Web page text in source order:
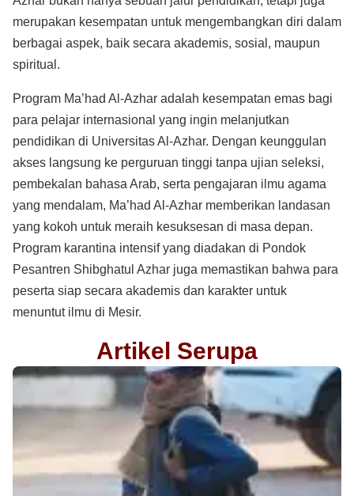
merupakan kesempatan untuk mengembangkan diri dalam
berbagai aspek, baik secara akademis, sosial, maupun
spiritual.
Program Ma’had Al-Azhar adalah kesempatan emas bagi
para pelajar internasional yang ingin melanjutkan
pendidikan di Universitas Al-Azhar. Dengan keunggulan
akses langsung ke perguruan tinggi tanpa ujian seleksi,
pembekalan bahasa Arab, serta pengajaran ilmu agama
yang mendalam, Ma’had Al-Azhar memberikan landasan
yang kokoh untuk meraih kesuksesan di masa depan.
Program karantina intensif yang diadakan di Pondok
Pesantren Shibghatul Azhar juga memastikan bahwa para
peserta siap secara akademis dan karakter untuk
menuntut ilmu di Mesir.
Artikel Serupa